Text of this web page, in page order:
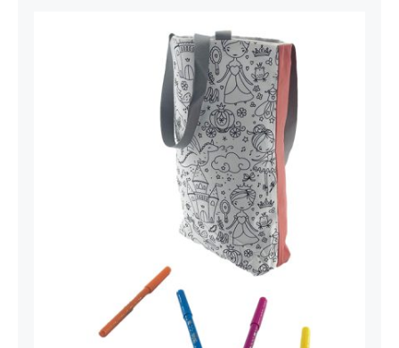
Sac à Colorier Princesse Saumon et
Gris